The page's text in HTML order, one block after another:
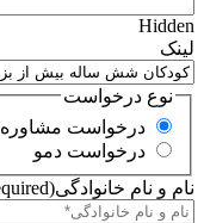
Hidden
لینک
نوع درخواست
درخواست مشاوره
درخواست دمو
نام و نام خانوادگی(Required)